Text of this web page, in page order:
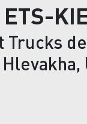
ETS-
Trucks